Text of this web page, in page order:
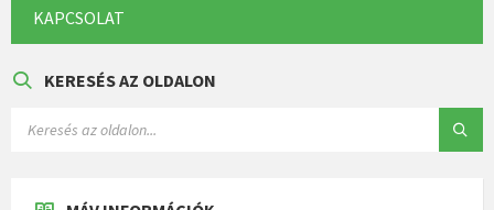
KAPCSOLAT
KERESÉS AZ OLDALON